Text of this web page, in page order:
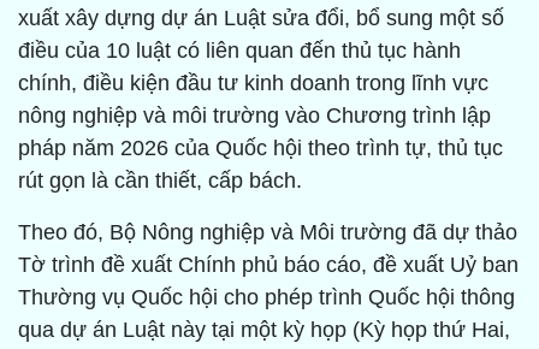
xuất xây dựng dự án Luật sửa đổi, bổ sung một số
điều của 10 luật có liên quan đến thủ tục hành
chính, điều kiện đầu tư kinh doanh trong lĩnh vực
nông nghiệp và môi trường vào Chương trình lập
pháp năm 2026 của Quốc hội theo trình tự, thủ tục
rút gọn là cần thiết, cấp bách.
Theo đó, Bộ Nông nghiệp và Môi trường đã dự thảo
Tờ trình đề xuất Chính phủ báo cáo, đề xuất Uỷ ban
Thường vụ Quốc hội cho phép trình Quốc hội thông
qua dự án Luật này tại một kỳ họp (Kỳ họp thứ Hai,